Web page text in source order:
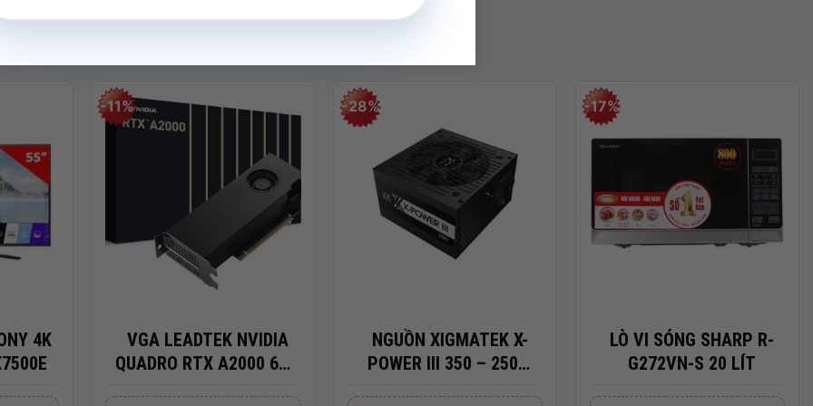
band) 1*1
Card
4K
-11%
VGA LEADTEK NVIDIA
QUADRO RTX A2000 6GB
-28%
NGUỒN XIGMATEK X-
POWER III 350 – 250W
-17%
LÒ VI SÓNG SHARP R-
G272VN-S 20 LÍT